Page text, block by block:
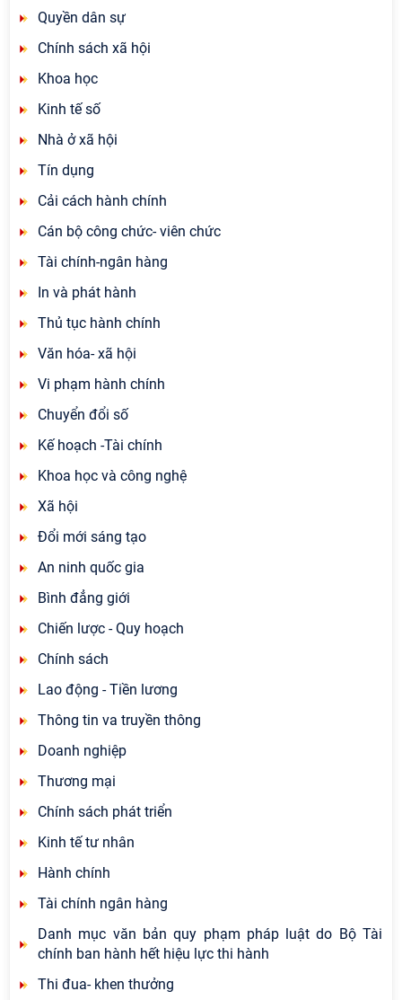
Quyền dân sự
Chính sách xã hội
Khoa học
Kinh tế số
Nhà ở xã hội
Tín dụng
Cải cách hành chính
Cán bộ công chức- viên chức
Tài chính-ngân hàng
In và phát hành
Thủ tục hành chính
Văn hóa- xã hội
Vi phạm hành chính
Chuyển đổi số
Kế hoạch -Tài chính
Khoa học và công nghệ
Xã hội
Đổi mới sáng tạo
An ninh quốc gia
Bình đẳng giới
Chiến lược - Quy hoạch
Chính sách
Lao động - Tiền lương
Thông tin va truyền thông
Doanh nghiệp
Thương mại
Chính sách phát triển
Kinh tế tư nhân
Hành chính
Tài chính ngân hàng
Danh mục văn bản quy phạm pháp luật do Bộ Tài
chính ban hành hết hiệu lực thi hành
Thi đua- khen thưởng